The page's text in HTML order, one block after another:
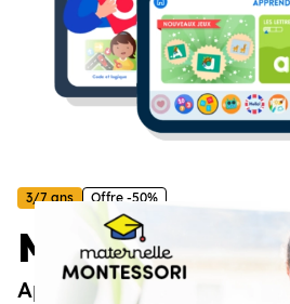
Maternelle
Apprendre à lire, écrire,
3/7 ans Offre -50%